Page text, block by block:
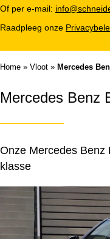
Of per e-mail:
Raadpleeg onze
Home » Vloot » Mercedes
Mercedes Benz
Onze Mercedes Benz
klasse